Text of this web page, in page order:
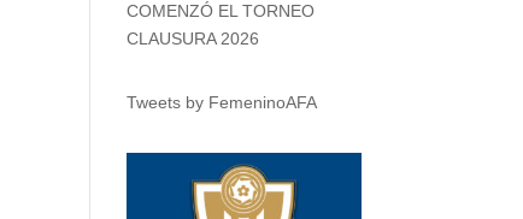
COMENZÓ EL TORNEO
CLAUSURA 2026
Tweets by FemeninoAFA